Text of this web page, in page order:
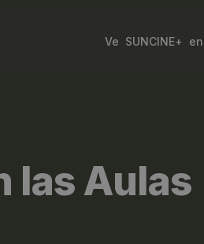
Ve SUNCINE+ en
las Aulas